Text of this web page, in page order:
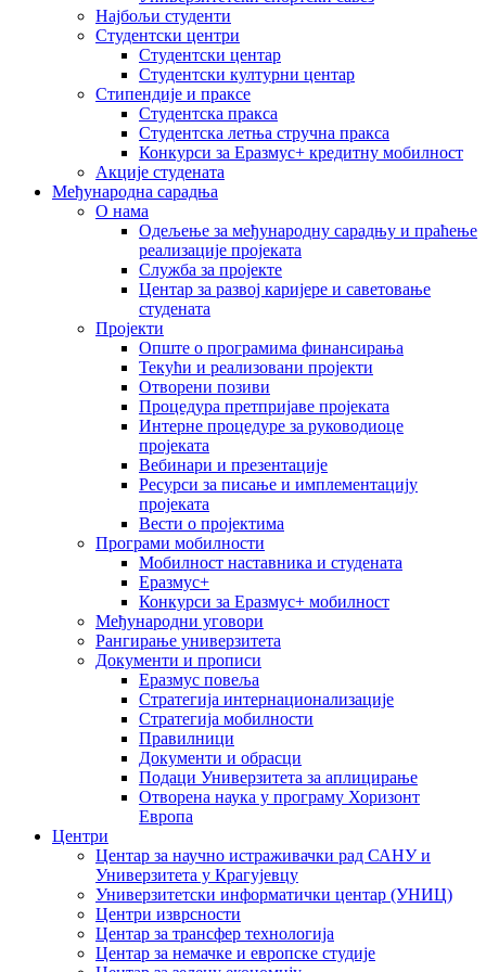
Најбољи студенти
Студентски центри
Студентски центар
Студентски културни центар
Стипендије и праксе
Студентска пракса
Студентска летња стручна пракса
Конкурси за Еразмус+ кредитну мобилност
Акције студената
Међународна сарадња
О нама
Одељење за међународну сарадњу и праћење
реализације пројеката
Служба за пројекте
Центар за развој каријере и саветовање
студената
Пројекти
Опште о програмима финансирања
Текући и реализовани пројекти
Отворени позиви
Процедура претпријаве пројеката
Интерне процедуре за руководиоце
пројеката
Вебинари и презентације
Ресурси за писање и имплементацију
пројеката
Вести о пројектима
Програми мобилности
Мобилност наставника и студената
Еразмус+
Конкурси за Еразмус+ мобилност
Међународни уговори
Рангирање универзитета
Документи и прописи
Еразмус повеља
Стратегија интернационализације
Стратегија мобилности
Правилници
Документи и обрасци
Подаци Универзитета за аплицирање
Отворена наука у програму Хоризонт
Европа
Центри
Центар за научно истраживачки рад САНУ и
Универзитета у Крагујевцу
Универзитетски информатички центар (УНИЦ)
Центри изврсности
Центар за трансфер технологија
Центар за немачке и европске студије